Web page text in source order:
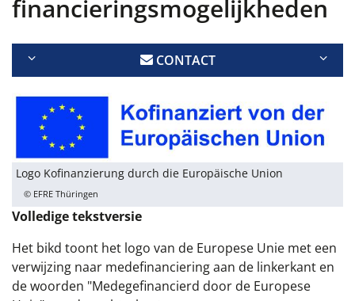
financieringsmogelijkheden
CONTACT
Logo Kofinanzierung durch die Europäische Union
© EFRE Thüringen
Volledige tekstversie
Het bikd toont het logo van de Europese Unie met een
verwijzing naar medefinanciering aan de linkerkant en
de woorden "Medegefinancierd door de Europese